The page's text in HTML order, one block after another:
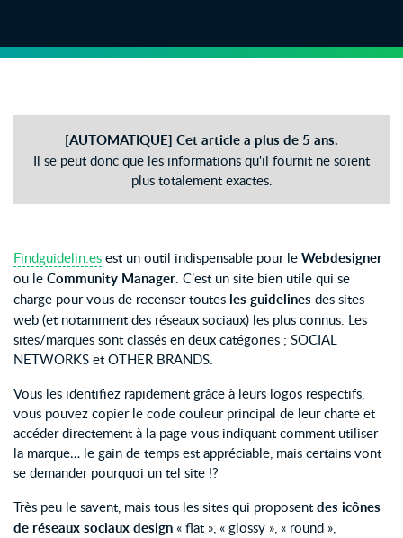
[AUTOMATIQUE] Cet article a plus de 5 ans.
Il se peut donc que les informations qu'il fournit ne soient
plus totalement exactes.
Findguidelin.es est un outil indispensable pour le Webdesigner
ou le Community Manager. C’est un site bien utile qui se
charge pour vous de recenser toutes les guidelines des sites
web (et notamment des réseaux sociaux) les plus connus. Les
sites/marques sont classés en deux catégories ; SOCIAL
NETWORKS et OTHER BRANDS.
Vous les identifiez rapidement grâce à leurs logos respectifs,
vous pouvez copier le code couleur principal de leur charte et
accéder directement à la page vous indiquant comment utiliser
la marque… le gain de temps est appréciable, mais certains vont
se demander pourquoi un tel site !?
Très peu le savent, mais tous les sites qui proposent des icônes
de réseaux sociaux design « flat », « glossy », « round »,